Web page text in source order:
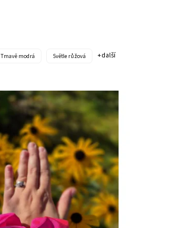
Tmavě modrá Světle růžová + další